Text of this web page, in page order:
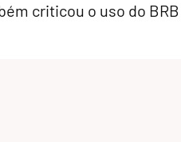
criticou o uso do